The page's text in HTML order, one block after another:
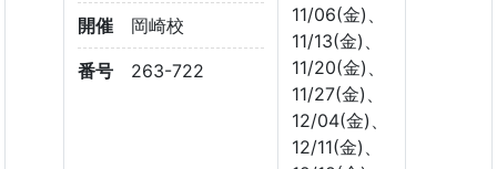
開催 岡崎校
番号 263-722
11/06(金)、
11/13(金)、
11/20(金)、
11/27(金)、
12/04(金)、
12/11(金)、